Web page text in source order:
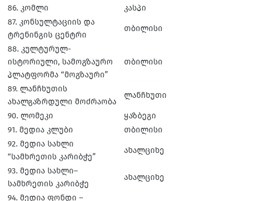
86. კომლი
კასპი
87. კონსულტაციის და
ტრენინგის ცენტრი
თბილისი
88. კულტურულ-
ისტორიული, სამოგზაურო
პლატფორმა “მოგზაური”
თბილისი
89. ლანჩხუთის
ახალგაზრდული მოძრაობა
ლანჩხუთი
90. ლომეკი
ყაზბეგი
91. მედია კლუბი
თბილისი
92. მედია სახლი
“სამხრეთის კარიბჭე”
ახალციხე
93. მედია სახლი–
სამხრეთის კარიბჭე
ახალციხე
94. მედია ფონდი –